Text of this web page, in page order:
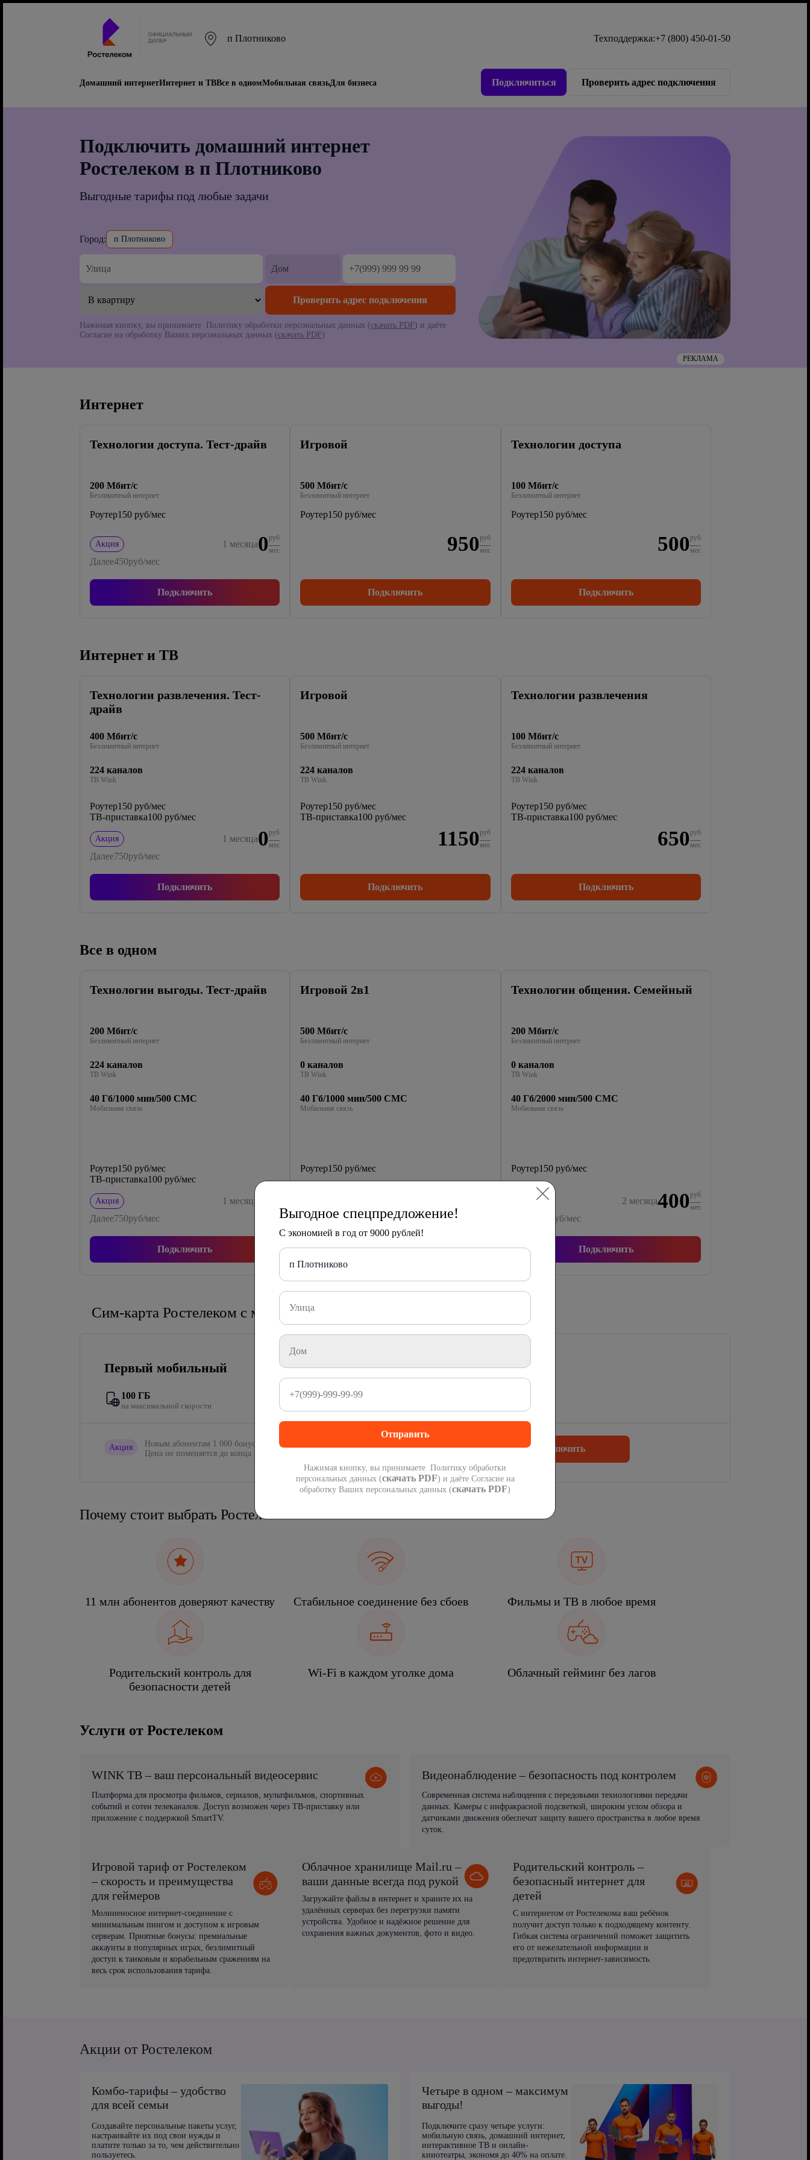
п Плотниково Техподдержка:+7 (800) 450-01-50
Домашний интернетИнтернет и ТВВсе в одномМобильная связьДля бизнеса Подключиться Проверить адрес подключения
Подключить домашний интернет
Ростелеком в п Плотниково
Выгодные тарифы под любые задачи
Город: п Плотниково
Нажимая кнопку, вы принимаете Политику обработки персональных данных (скачать PDF) и даёте
Согласие на обработку Ваших персональных данных (скачать PDF)
РЕКЛАМА
Интернет
Технологии доступа. Тест-драйв
200 Мбит/с
Безлимитный интернет
Роутер150 руб/мес
Акция 1 месяца0руб
мес
Далее450руб/мес
Подключить
Игровой
500 Мбит/с
Безлимитный интернет
Роутер150 руб/мес
950 руб
мес
Подключить
Технологии доступа
100 Мбит/с
Безлимитный интернет
Роутер150 руб/мес
500 руб
мес
Подключить
Интернет и ТВ
Технологии развлечения. Тест-
драйв
400 Мбит/с
Безлимитный интернет
224 каналов
ТВ Wink
Роутер150 руб/мес
ТВ-приставка100 руб/мес
Акция 1 месяца0руб
мес
Далее750руб/мес
Подключить
Игровой
500 Мбит/с
Безлимитный интернет
224 каналов
ТВ Wink
Роутер150 руб/мес
ТВ-приставка100 руб/мес
1150 руб
мес
Подключить
Технологии развлечения
100 Мбит/с
Безлимитный интернет
224 каналов
ТВ Wink
Роутер150 руб/мес
ТВ-приставка100 руб/мес
650 руб
мес
Подключить
Все в одном
Технологии выгоды. Тест-драйв
200 Мбит/с
Безлимитный интернет
224 каналов
ТВ Wink
40 Гб/1000 мин/500 СМС
Мобильная связь
Роутер150 руб/мес
ТВ-приставка100 руб/мес
Акция 1 месяца
мес
Далее750руб/мес
Подключить
Игровой 2в1
500 Мбит/с
Безлимитный интернет
0 каналов
ТВ Wink
40 Гб/1000 мин/500 СМС
Мобильная связь
Роутер150 руб/мес
Подключить
Технологии общения. Семейный
200 Мбит/с
Безлимитный интернет
0 каналов
ТВ Wink
40 Гб/2000 мин/500 СМС
Мобильная связь
Роутер150 руб/мес
Акция 2 месяца400 руб
мес
руб/мес
Подключить
Сим-карта Ростелеком с мобильной связью
Первый мобильный
100 ГБ
на максимальной скорости
1 000 минут
на номера России
Акция
Новым абонентам 1 000 бонусов в подарок при переходе со своим номером.
Цена не поменяется до конца 2027 года!
300 Подключить
Почему стоит выбрать Ростелеком
11 млн абонентов доверяют качеству Стабильное соединение без сбоев Фильмы и ТВ в любое время
Родительский контроль для
безопасности детей
Wi-Fi в каждом уголке дома Облачный гейминг без лагов
Услуги от Ростелеком
WINK ТВ – ваш персональный видеосервис
Платформа для просмотра фильмов, сериалов, мультфильмов, спортивных
событий и сотен телеканалов. Доступ возможен через ТВ-приставку или
приложение с поддержкой SmartTV.
Видеонаблюдение – безопасность под контролем
Современная система наблюдения с передовыми технологиями передачи
данных. Камеры с инфракрасной подсветкой, широким углом обзора и
датчиками движения обеспечат защиту вашего пространства в любое время
суток.
Игровой тариф от Ростелеком
– скорость и преимущества
для геймеров
Молниеносное интернет-соединение с
минимальным пингом и доступом к игровым
серверам. Приятные бонусы: премиальные
аккаунты в популярных играх, безлимитный
доступ к танковым и корабельным сражениям на
весь срок использования тарифа.
Облачное хранилище Mail.ru –
ваши данные всегда под рукой
Загружайте файлы в интернет и храните их на
удалённых серверах без перегрузки памяти
устройства. Удобное и надёжное решение для
сохранения важных документов, фото и видео.
Родительский контроль –
безопасный интернет для
детей
С интернетом от Ростелекома ваш ребёнок
получит доступ только к подходящему контенту.
Гибкая система ограничений поможет защитить
его от нежелательной информации и
предотвратить интернет-зависимость.
Акции от Ростелеком
Комбо-тарифы – удобство
для всей семьи
Создавайте персональные пакеты услуг,
настраивайте их под свои нужды и
платите только за то, чем действительно
пользуетесь.
Четыре в одном – максимум
выгоды!
Подключите сразу четыре услуги:
мобильную связь, домашний интернет,
интерактивное ТВ и онлайн-
кинотеатры, экономя до 40% на оплате.
Выгодное спецпредложение!
С экономией в год от 9000 рублей!
п Плотниково
Нажимая кнопку, вы принимаете Политику обработки
персональных данных (скачать PDF) и даёте Согласие на
обработку Ваших персональных данных (скачать PDF)